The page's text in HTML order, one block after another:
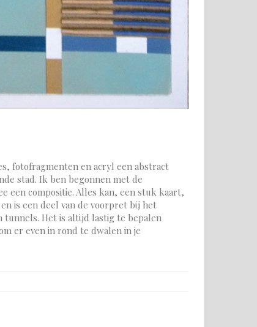
fotofragmenten en acryl een abstract
stad. Ik ben begonnen met de
een compositie. Alles kan, een stuk kaart,
is een deel van de voorpret bij het
tunnels. Het is altijd lastig te bepalen
er even in rond te dwalen in je